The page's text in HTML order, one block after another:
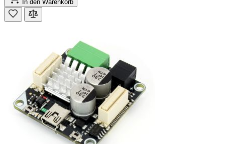
In den Warenkorb